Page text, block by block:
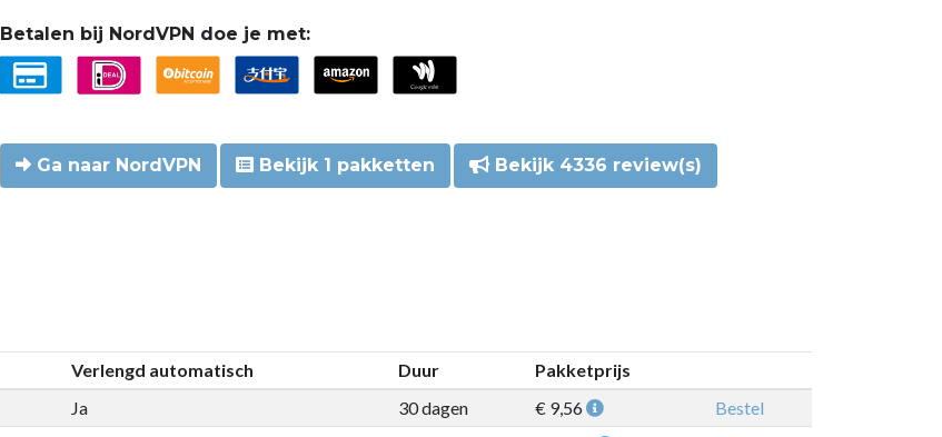
Betalen bij NordVPN doe je met:
Ga naar NordVPN Bekijk 1 pakketten Bekijk 4336 review(s)
Verlengd automatisch Duur
Pakketprijs
Ja 30 dagen € 9,56
Bestel